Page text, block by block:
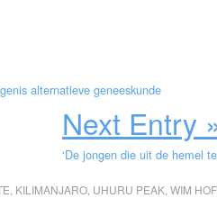
alternatieve geneeskunde
Next Entry
‘De jongen die uit de hemel
KILIMANJARO UHURU PEAK WIM HOF